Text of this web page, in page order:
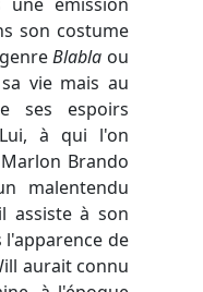
son costume
Blabla ou
vie mais au
ses espoirs
à qui l'on
Brando
malentendu
assiste à son
de
aurait connu